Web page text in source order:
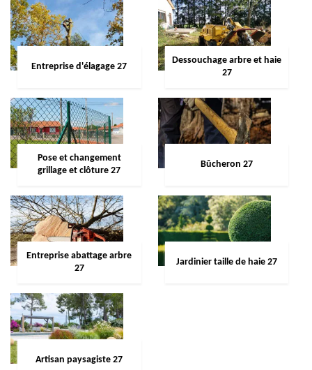
Entreprise d'élagage 27
Dessouchage arbre et haie
27
Pose et changement
grillage et clôture 27
Bûcheron 27
Entreprise abattage arbre
27
Jardinier taille de haie 27
Artisan paysagiste 27